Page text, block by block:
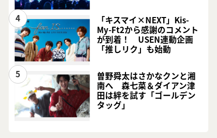
4
「キスマイ×NEXT」Kis-
My-Ft2から感謝のコメント
が到着！ USEN連動企画
「推しリク」も始動
5
曽野舜太はさかなクンと湘
南へ 森七菜＆ダイアン津
田は絆を試す「ゴールデン
タッグ」